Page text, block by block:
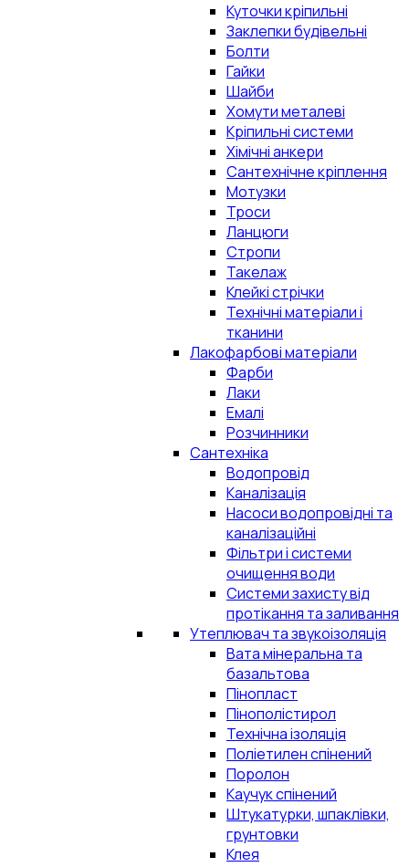
Куточки кріпильні
Заклепки будівельні
Болти
Гайки
Шайби
Хомути металеві
Кріпильні системи
Хімічні анкери
Сантехнічне кріплення
Мотузки
Троси
Ланцюги
Стропи
Такелаж
Клейкі стрічки
Технічні матеріали і
тканини
Лакофарбові матеріали
Фарби
Лаки
Емалі
Розчинники
Сантехніка
Водопровід
Каналізація
Насоси водопровідні та
каналізаційні
Фільтри і системи
очищення води
Системи захисту від
протікання та заливання
Утеплювач та звукоізоляція
Вата мінеральна та
базальтова
Пінопласт
Пінополістирол
Технічна ізоляція
Поліетилен спінений
Поролон
Каучук спінений
Штукатурки, шпаклівки,
грунтовки
Клея